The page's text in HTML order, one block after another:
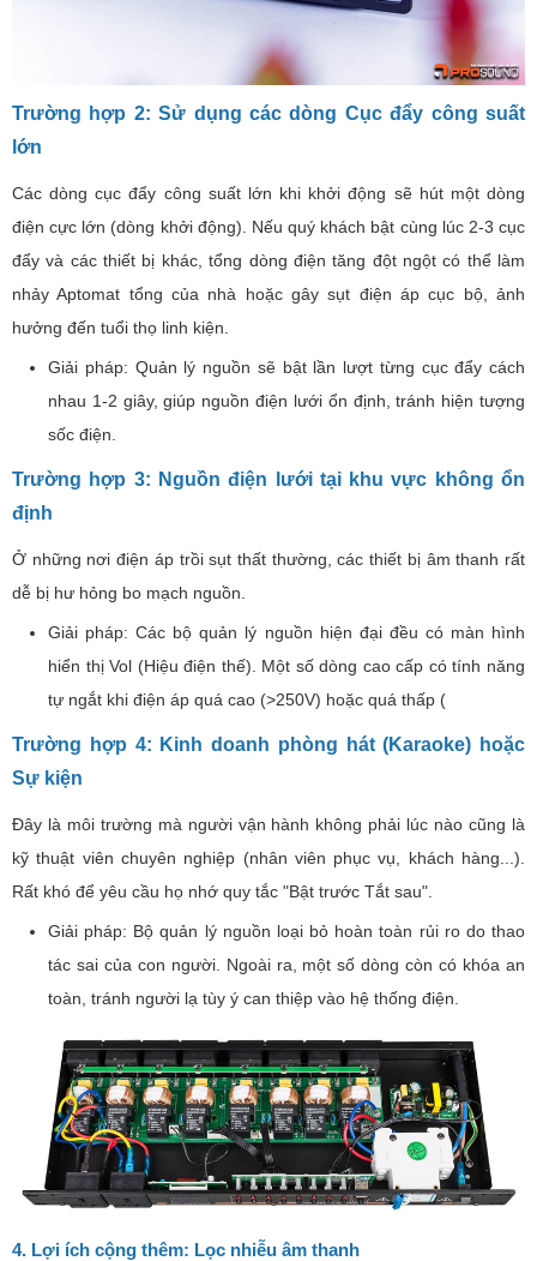
Trường hợp 2: Sử dụng các dòng Cục đẩy công suất
lớn
Các dòng cục đẩy công suất lớn khi khởi động sẽ hút một dòng
điện cực lớn (dòng khởi động). Nếu quý khách bật cùng lúc 2-3 cục
đẩy và các thiết bị khác, tổng dòng điện tăng đột ngột có thể làm
nhảy Aptomat tổng của nhà hoặc gây sụt điện áp cục bộ, ảnh
hưởng đến tuổi thọ linh kiện.
Giải pháp: Quản lý nguồn sẽ bật lần lượt từng cục đẩy cách
nhau 1-2 giây, giúp nguồn điện lưới ổn định, tránh hiện tượng
sốc điện.
Trường hợp 3: Nguồn điện lưới tại khu vực không ổn
định
Ở những nơi điện áp trồi sụt thất thường, các thiết bị âm thanh rất
dễ bị hư hỏng bo mạch nguồn.
Giải pháp: Các bộ quản lý nguồn hiện đại đều có màn hình
hiển thị Vol (Hiệu điện thế). Một số dòng cao cấp có tính năng
tự ngắt khi điện áp quá cao (>250V) hoặc quá thấp (
Trường hợp 4: Kinh doanh phòng hát (Karaoke) hoặc
Sự kiện
Đây là môi trường mà người vận hành không phải lúc nào cũng là
kỹ thuật viên chuyên nghiệp (nhân viên phục vụ, khách hàng...).
Rất khó để yêu cầu họ nhớ quy tắc "Bật trước Tắt sau".
Giải pháp: Bộ quản lý nguồn loại bỏ hoàn toàn rủi ro do thao
tác sai của con người. Ngoài ra, một số dòng còn có khóa an
toàn, tránh người lạ tùy ý can thiệp vào hệ thống điện.
4. Lợi ích cộng thêm: Lọc nhiễu âm thanh